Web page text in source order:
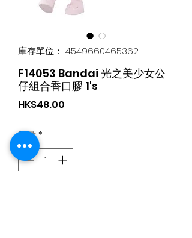
庫存單位： 4549660465362
F14053 Bandai 光之美少女公
仔組合香口膠 1's
HK$48.00
數量*